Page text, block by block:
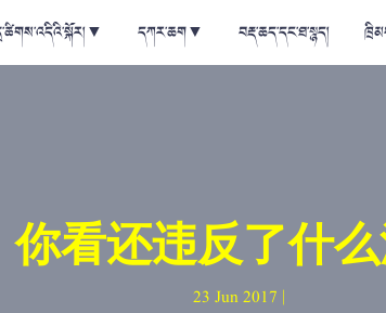
▼ དཀར་ཆག▼ བརྡ་ཆད་དང་ཐ་སྙད།
你看还违反了什
23 Jun 2017 |